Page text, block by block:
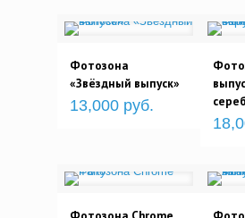
Фотозона
«Звёздный выпуск»
13,000 руб.